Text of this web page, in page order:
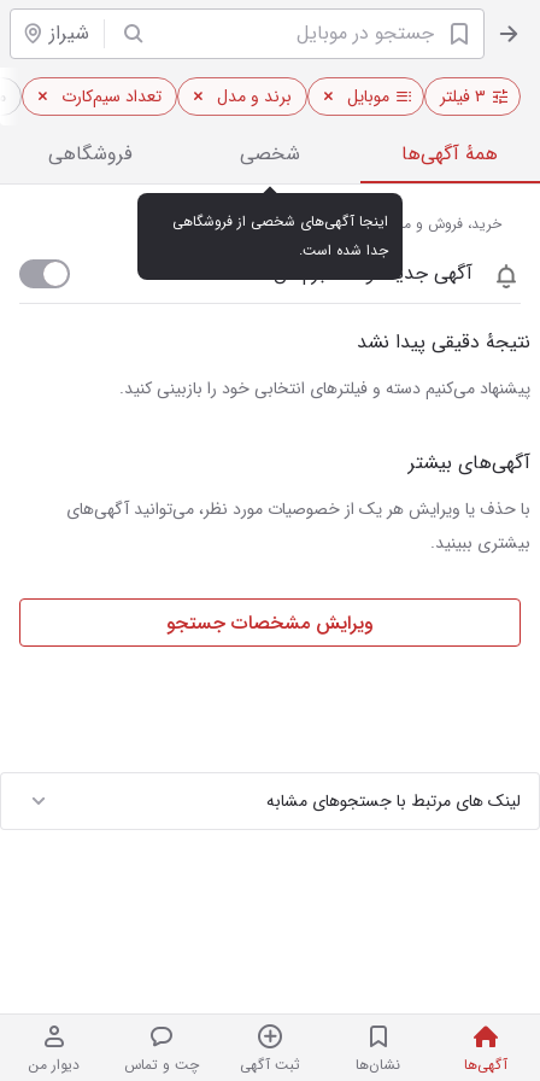
شیراز
آگهی‌ها نشان‌ها ثبت آگهی چت و تماس دیوار من
۳ فیلتر موبایل برند و مدل تعداد سیم‌کارت
همهٔ آگهی‌ها شخصی فروشگاهی
جدا شده است.
خرید، فروش و مشاهده قیمت روز موبایل در شیراز
آگهی جدید اومد خبرم کن
نتیجهٔ دقیقی پیدا نشد
پیشنهاد می‌کنیم دسته و فیلترهای انتخابی خود را بازبینی کنید.
آگهی‌های بیشتر
با حذف یا ویرایش هر یک از خصوصیات مورد نظر، می‌توانید آگهی‌های
بیشتری ببینید.
ویرایش مشخصات جستجو
لینک های مرتبط با جستجوهای مشابه